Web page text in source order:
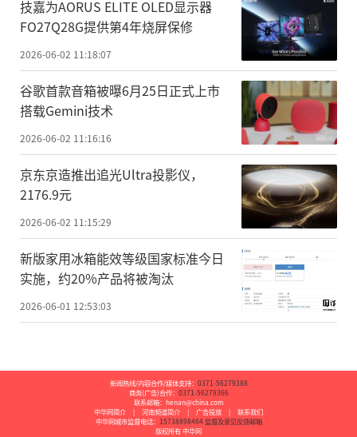
技嘉为AORUS ELITE OLED显示器
FO27Q28G提供第4年烧屏保修
2026-06-02 11:18:07
谷歌首款音箱被曝6月25日正式上市
搭载Gemini技术
2026-06-02 11:16:16
京东京造推出追光Ultra投影仪，
2176.9元
2026-06-02 11:15:29
新版家用冰箱能效等级国家标准今日
实施，约20%产品将被淘汰
2026-06-01 12:53:03
新闻热线/内容合作/媒体支持： 0371-56279388
商务(广告)合作： 0371-56279366
联系邮箱：henan@china.com
中华网简介
| 河南频道简介 | 广告投放 |
联系我们
中华网城市监督电话： 15738898464 监督及意见反馈邮箱
版权所有 中华网